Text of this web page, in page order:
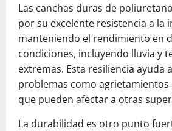
Las canchas duras de
por su excelente resistencia a la
manteniendo el rendimiento en
condiciones, incluyendo lluvia y
extremas. Esta resiliencia ayuda
problemas como agrietamientos
que pueden afectar a otras
La durabilidad es otro punto